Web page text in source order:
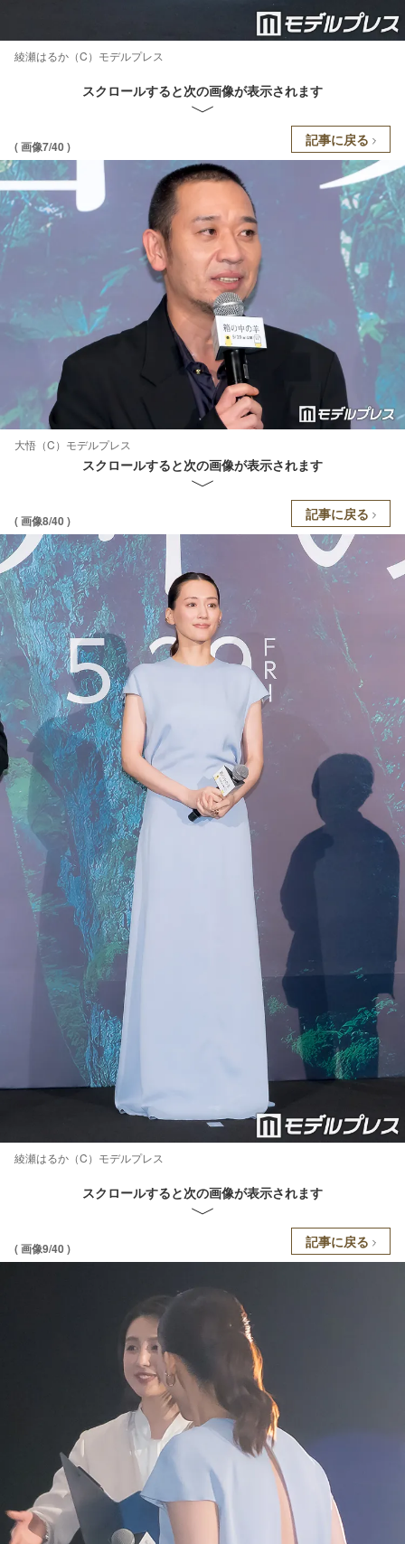
綾瀬はるか（C）モデルプレス
スクロールすると次の画像が表示されます
( 画像7/40 ) 記事に戻る
大悟（C）モデルプレス
スクロールすると次の画像が表示されます
( 画像8/40 ) 記事に戻る
綾瀬はるか（C）モデルプレス
スクロールすると次の画像が表示されます
( 画像9/40 ) 記事に戻る